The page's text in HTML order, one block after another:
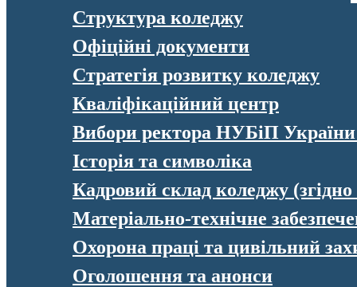
Структура коледжу
Офіційні документи
Стратегія розвитку коледжу
Кваліфікаційний центр
Вибори ректора НУБіП України
Історія та символіка
Кадровий склад коледжу
Матеріально-технічне
Охорона праці та цивільний
Оголошення та анонси